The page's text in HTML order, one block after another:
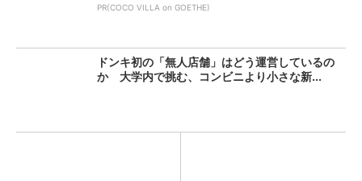
PR(COCO VILLA on GOETHE)
ドンキ初の「無人店舗」はどう運営しているの
か 大学内で挑む、コンビニより小さな新...